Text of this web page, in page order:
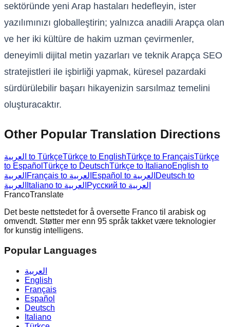
sektöründe yeni Arap hastaları hedefleyin, ister
yazılımınızı globalleştirin; yalnızca anadili Arapça olan
ve her iki kültüre de hakim uzman çevirmenler,
deneyimli dijital metin yazarları ve teknik Arapça SEO
stratejistleri ile işbirliği yapmak, küresel pazardaki
sürdürülebilir başarı hikayenizin sarsılmaz temelini
oluşturacaktır.
Other Popular Translation Directions
العربية to TürkçeTürkçe to EnglishTürkçe to FrançaisTürkçe
to Español Türkçe to DeutschTürkçe to ItalianoEnglish to
العربية
Français to العربية Español to العربية Deutsch to
العربية
Italiano to العربية
Русский to العربية
FrancoTranslate
Det beste nettstedet for å oversette Franco til arabisk og
omvendt. Støtter mer enn 95 språk takket være teknologier
for kunstig intelligens.
Popular Languages
العربية
English
Français
Español
Deutsch
Italiano